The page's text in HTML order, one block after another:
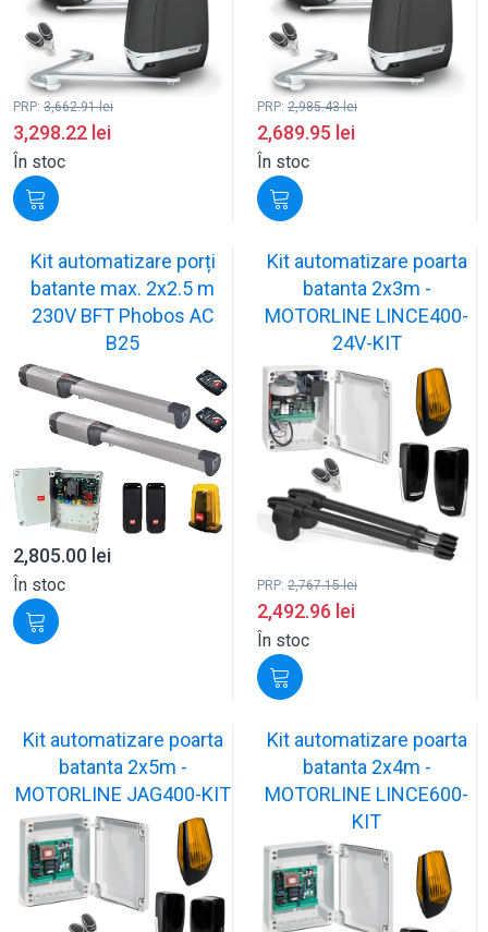
PRP: 3,662.91lei
3,298.22 lei
În stoc
PRP: 2,985.43lei
2,689.95 lei
În stoc
Kit automatizare porți
batante max. 2x2.5 m
230V BFT Phobos AC
B25
2,805.00 lei
În stoc
Kit automatizare poarta
batanta 2x3m -
MOTORLINE LINCE400-
24V-KIT
PRP: 2,767.15lei
2,492.96 lei
În stoc
Kit automatizare poarta
batanta 2x5m -
MOTORLINE JAG400-KIT
Kit automatizare poarta
batanta 2x4m -
MOTORLINE LINCE600-
KIT